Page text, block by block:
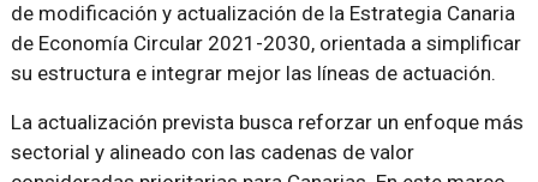
de modificación y actualización de la Estrategia Canaria
de Economía Circular 2021-2030, orientada a simplificar
su estructura e integrar mejor las líneas de actuación.
La actualización prevista busca reforzar un enfoque más
sectorial y alineado con las cadenas de valor